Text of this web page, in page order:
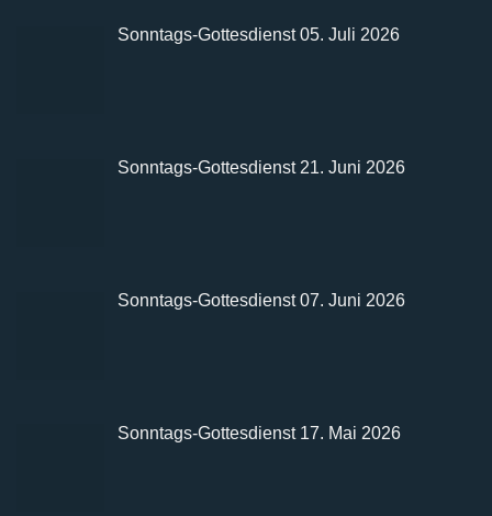
Sonntags-Gottesdienst 05. Juli 2026
Sonntags-Gottesdienst 21. Juni 2026
Sonntags-Gottesdienst 07. Juni 2026
Sonntags-Gottesdienst 17. Mai 2026